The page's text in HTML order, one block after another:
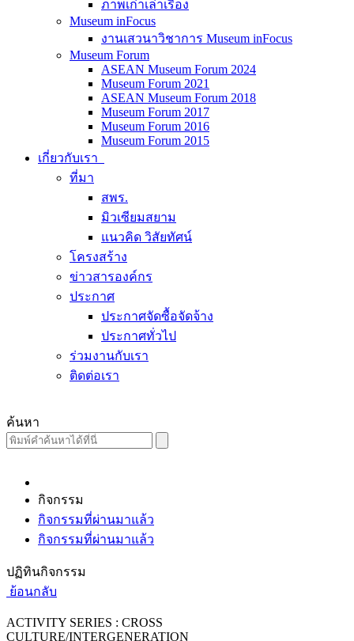
ภาพเก่าเล่าเรื่อง
Museum inFocus
งานเสวนาวิชาการ Museum inFocus
Museum Forum
ASEAN Museum Forum 2024
Museum Forum 2021
ASEAN Museum Forum 2018
Museum Forum 2017
Museum Forum 2016
Museum Forum 2015
เกี่ยวกับเรา
ที่มา
สพร.
มิวเซียมสยาม
แนวคิด วิสัยทัศน์
โครงสร้าง
ข่าวสารองค์กร
ประกาศ
ประกาศจัดซื้อจัดจ้าง
ประกาศทั่วไป
ร่วมงานกับเรา
ติดต่อเรา
ค้นหา
กิจกรรม
กิจกรรมที่ผ่านมาแล้ว
กิจกรรมที่ผ่านมาแล้ว
ปฏิทินกิจกรรม
ย้อนกลับ
ACTIVITY SERIES : CROSS
CULTURE/INTERGENERATION